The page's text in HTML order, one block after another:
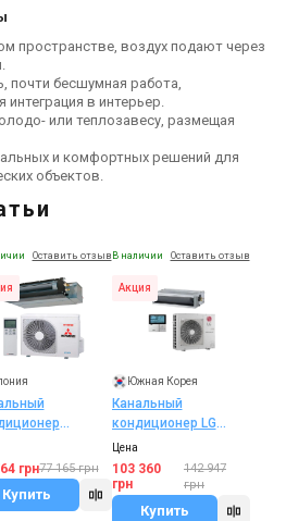
пространстве, воздух подают через
почти бесшумная работа,
в интерьер.
или теплозавесу, размещая
и комфортных решений для
объектов.
Оставить отзыв
Heavy
W
грн77 165 грн
Купить
В наличии Оставить отзыв
Акция
Южная Корея
Канальный
кондиционер LG
CM18R/UU18WR
Цена
103 360
грн
142 947
грн
Купить